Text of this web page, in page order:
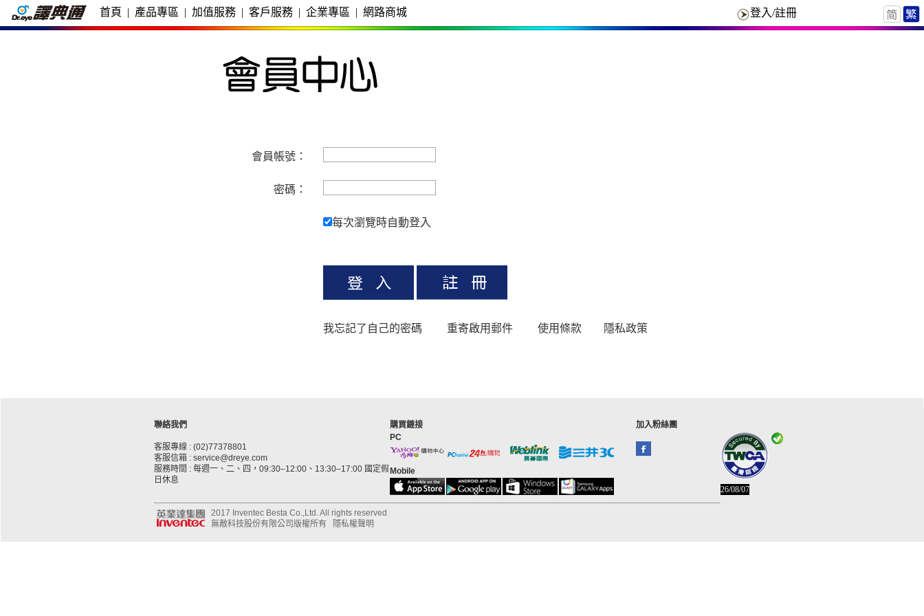
首頁 | 產品專區 | 加值服務 | 客戶服務 | 企業專區 | 網路商城 登入/註冊
會員帳號：
密碼：
每次瀏覽時自動登入
我忘記了自己的密碼 重寄啟用郵件 使用條款 隱私政策
聯絡我們
客服專線 : (02)77378801
客服信箱 : service@dreye.com
服務時間 : 每週一、二、四，09:30–12:00、13:30–17:00 國定假
日休息
購買鏈接
PC
Mobile
加入粉絲團
26/08/07
2017 Inventec Besta Co.,Ltd. All rights reserved
無敵科技股份有限公司版權所有
隱私權聲明